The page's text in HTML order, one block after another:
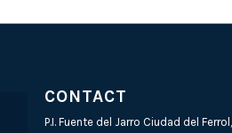
CONTACT
P.I. Fuente del Jarro Ciudad del
Fornitura de plata